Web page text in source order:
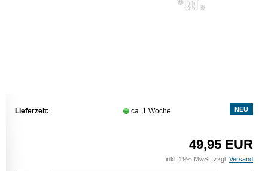
NEU
Lieferzeit: ca. 1 Woche
49,95 EUR
inkl. 19% MwSt. zzgl. Versand